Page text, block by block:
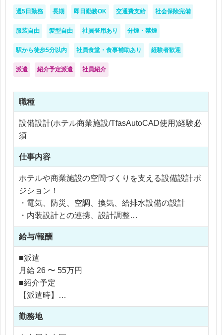
週5日勤務 長期 即日勤務OK 交通費支給 社会保険完備
服装自由 髪型自由 社員登用あり 分煙・禁煙
駅から徒歩5分以内 社員食堂・食事補助あり 経験者歓迎
派遣 紹介予定派遣 社員紹介
職種
設備設計(ホテル商業施設/TfasAutoCAD使用)経験必
須
仕事内容
ホテルや商業施設の空間づくりを支える設備設計ポ
ジション！
・電気、防災、空調、換気、給排水設備の設計
・内装設計との連携、設計調整
・社内外打ち合わせ
・施工監理業務
・CADを使用した図面作成（T-fas、AutoCAD等）
※新築だけでなく、リノベーション・改修案件もあ
り
※海外家具製作と連携した設計もあり
給与/報酬
■派遣
月給 26 〜 55万円
■紹介予定
【派遣時】
月給 26 〜 55万円
勤務地